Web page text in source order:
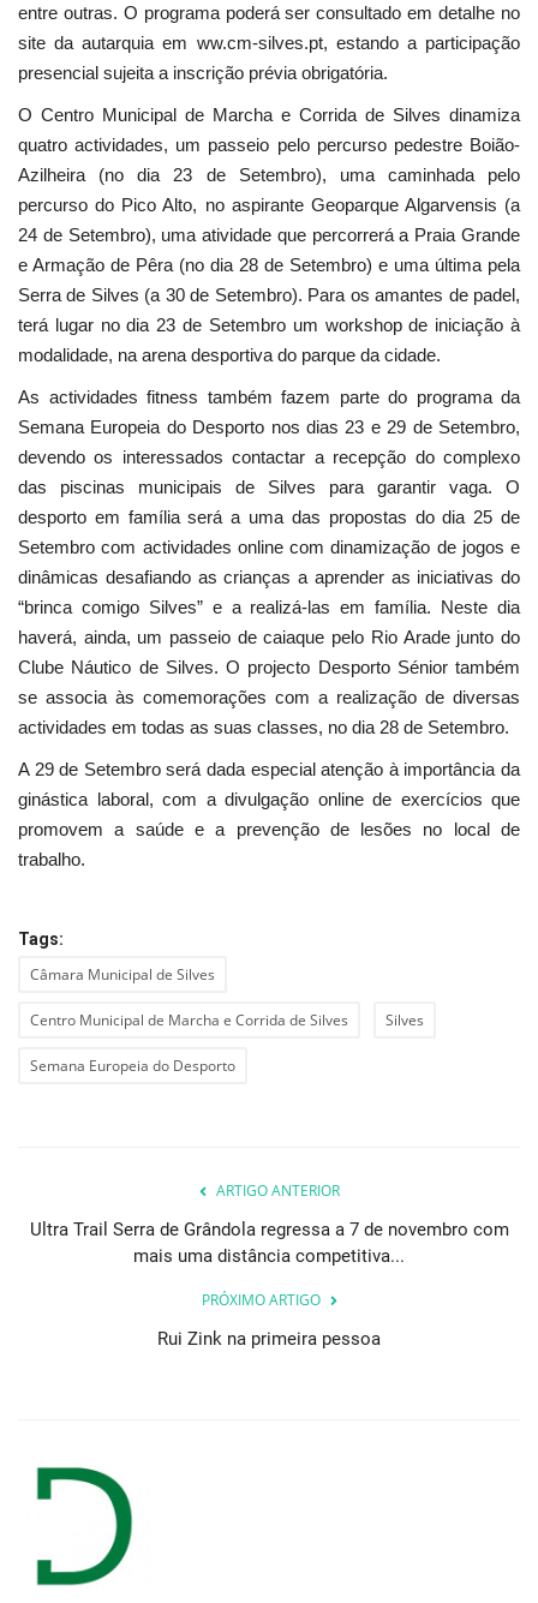
entre outras. O programa poderá ser consultado em detalhe no
site da autarquia em ww.cm-silves.pt, estando a participação
presencial sujeita a inscrição prévia obrigatória.
O Centro Municipal de Marcha e Corrida de Silves dinamiza
quatro actividades, um passeio pelo percurso pedestre Boião-
Azilheira (no dia 23 de Setembro), uma caminhada pelo
percurso do Pico Alto, no aspirante Geoparque Algarvensis (a
24 de Setembro), uma atividade que percorrerá a Praia Grande
e Armação de Pêra (no dia 28 de Setembro) e uma última pela
Serra de Silves (a 30 de Setembro). Para os amantes de padel,
terá lugar no dia 23 de Setembro um workshop de iniciação à
modalidade, na arena desportiva do parque da cidade.
As actividades fitness também fazem parte do programa da
Semana Europeia do Desporto nos dias 23 e 29 de Setembro,
devendo os interessados contactar a recepção do complexo
das piscinas municipais de Silves para garantir vaga. O
desporto em família será a uma das propostas do dia 25 de
Setembro com actividades online com dinamização de jogos e
dinâmicas desafiando as crianças a aprender as iniciativas do
“brinca comigo Silves” e a realizá-las em família. Neste dia
haverá, ainda, um passeio de caiaque pelo Rio Arade junto do
Clube Náutico de Silves. O projecto Desporto Sénior também
se associa às comemorações com a realização de diversas
actividades em todas as suas classes, no dia 28 de Setembro.
A 29 de Setembro será dada especial atenção à importância da
ginástica laboral, com a divulgação online de exercícios que
promovem a saúde e a prevenção de lesões no local de
trabalho.
Tags:
Câmara Municipal de Silves
Centro Municipal de Marcha e Corrida de Silves Silves
Semana Europeia do Desporto
ARTIGO ANTERIOR
Ultra Trail Serra de Grândola regressa a 7 de novembro com
mais uma distância competitiva...
PRÓXIMO ARTIGO
Rui Zink na primeira pessoa